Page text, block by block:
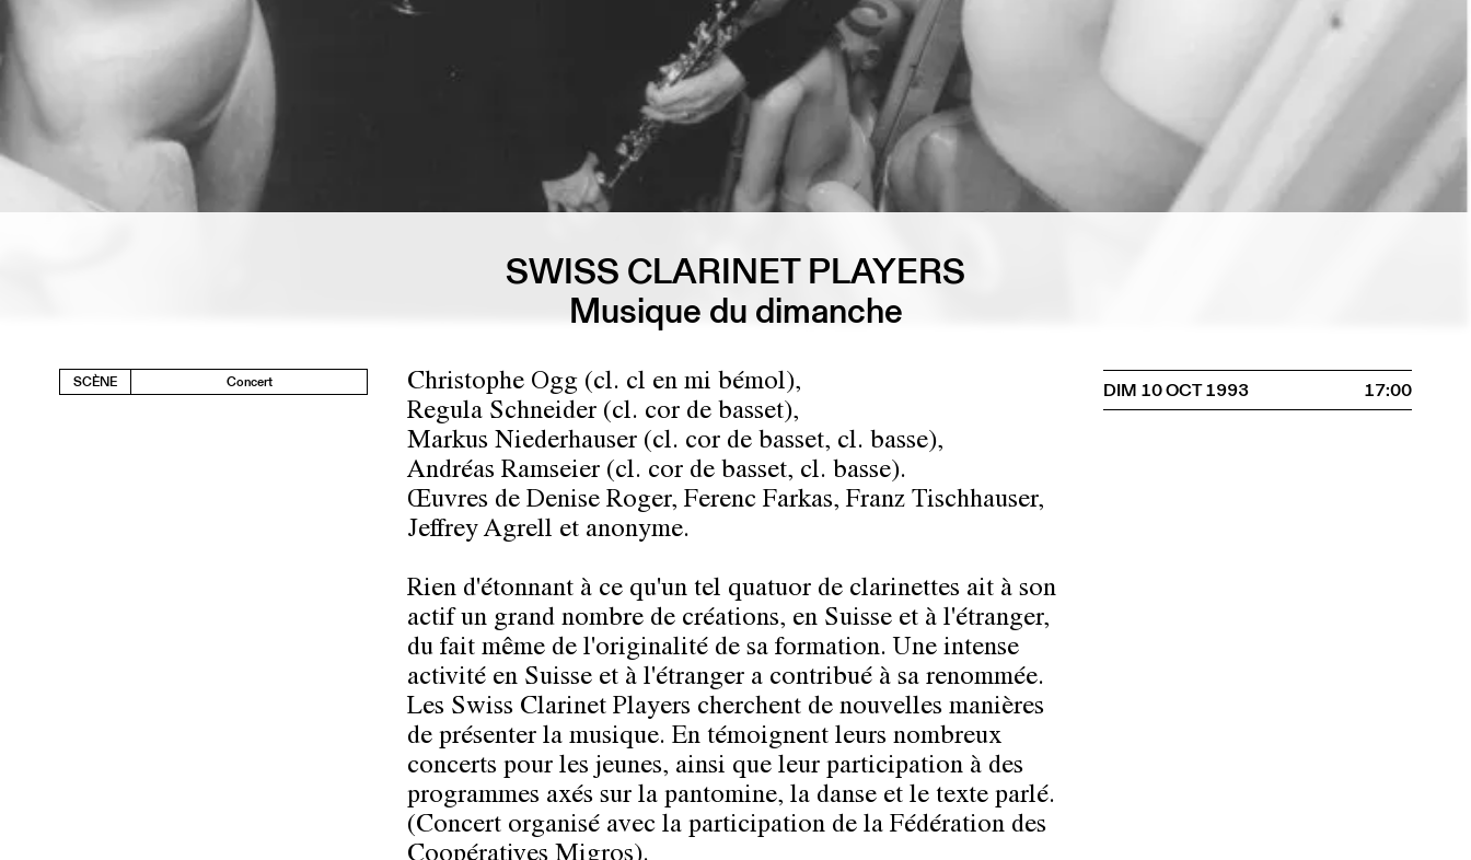
SWISS CLARINET PLAYERS
Musique du dimanche
SCÈNE Concert
Christophe Ogg (cl. cl en mi bémol),
Regula Schneider (cl. cor de basset),
Markus Niederhauser (cl. cor de basset, cl. basse),
Andréas Ramseier (cl. cor de basset, cl. basse).
Œuvres de Denise Roger, Ferenc Farkas, Franz Tischhauser,
Jeffrey Agrell et anonyme.
Rien d'étonnant à ce qu'un tel quatuor de clarinettes ait à son
actif un grand nombre de créations, en Suisse et à l'étranger,
du fait même de l'originalité de sa formation. Une intense
activité en Suisse et à l'étranger a contribué à sa renommée.
Les Swiss Clarinet Players cherchent de nouvelles manières
de présenter la musique. En témoignent leurs nombreux
concerts pour les jeunes, ainsi que leur participation à des
programmes axés sur la pantomine, la danse et le texte parlé.
(Concert organisé avec la participation de la Fédération des
DIM 10 OCT 1993 17:00